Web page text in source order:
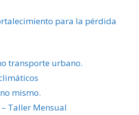
para la pérdida
transporte urbano.
mismo.
Taller Mensual